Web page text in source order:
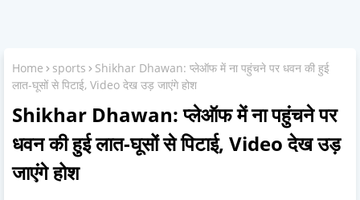
Home sports
Shikhar Dhawan: प्लेऑफ में ना पहुंचने पर धवन की हुई
लात-घूसों से पिटाई, Video देख उड़ जाएंगे होश
Shikhar Dhawan: प्लेऑफ में ना पहुंचने पर
धवन की हुई लात-घूसों से पिटाई, Video देख उड़
जाएंगे होश